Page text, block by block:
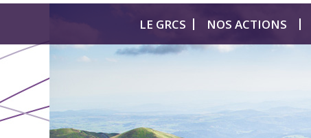
LE GRCS NOS ACTIONS